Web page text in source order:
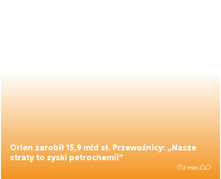
Orlen zarobił 15,9 mld zł. Przewoźnicy: „Nasze
straty to zyski petrochemii”
2 min.